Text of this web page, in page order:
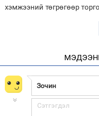
хэмжээний төгрөгөөр